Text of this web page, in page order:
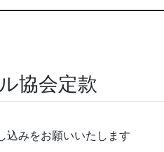
協会定款
込みをお願いいたします